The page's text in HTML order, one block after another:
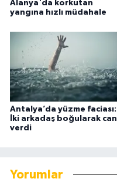
Alanya'da korkutan
yangına hızlı müdahale
Antalya’da yüzme faciası:
İki arkadaş boğularak can
verdi
Yorumlar